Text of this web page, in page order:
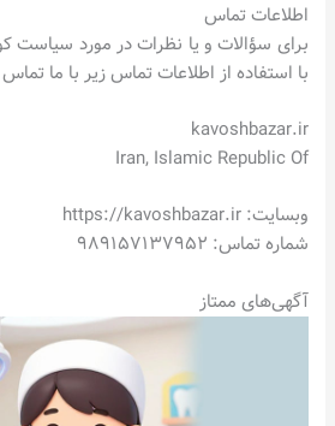
اطلاعات تماس
برای سؤالات و یا نظرات در مورد سیاست
با استفاده از اطلاعات تماس زیر با ما
kavoshbazar.ir
Iran, Islamic Republic Of
وبسایت: https://kavoshbazar.ir
شماره تماس: ۹۸۹۱۵۷۱۳۷۹۵۲
آگهی‌های ممتاز